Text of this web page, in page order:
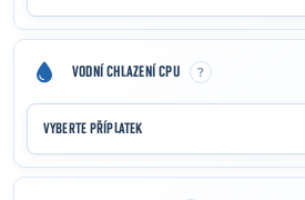
VODNÍ CHLAZENÍ CPU ?
VYBERTE PŘÍPLATEK